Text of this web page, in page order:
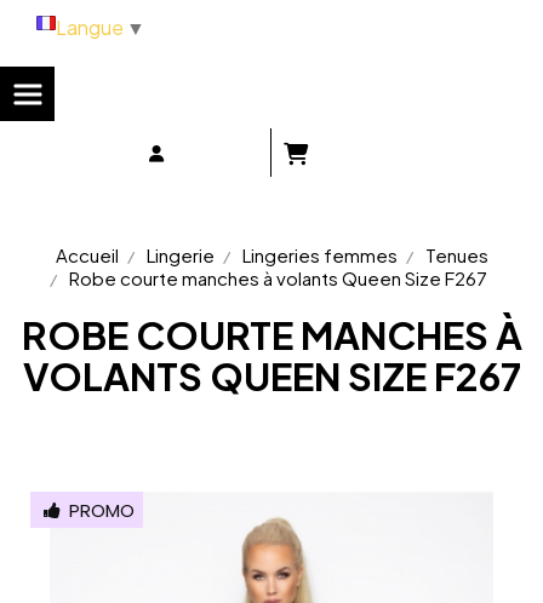
Accueil Lingerie Lingeries femmes
Tenues
Robe courte manches à volants Queen Size F267
ROBE COURTE MANCHES À
VOLANTS QUEEN SIZE F267
PROMO
Langue ▼